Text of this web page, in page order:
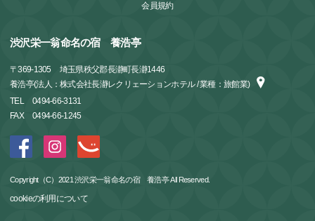
会員規約
渋沢栄一翁命名の宿 養浩亭
〒369-1305
埼玉県秩父郡長瀞町長瀞1446
養浩亭(法人：株式会社長瀞レクリェーションホテル / 業種：旅館業)
TEL
0494-66-3131
FAX
0494-66-1245
Copyright（C）2021 渋沢栄一翁命名の宿 養浩亭 All Reserved.
cookieの利用について